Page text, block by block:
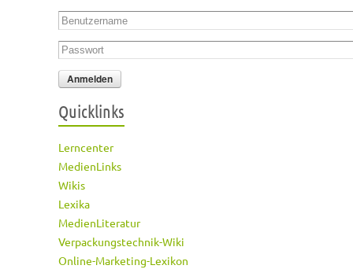
Benutzername
Passwort
Quicklinks
Lerncenter
MedienLinks
Wikis
Lexika
MedienLiteratur
Verpackungstechnik-Wiki
Online-Marketing-Lexikon